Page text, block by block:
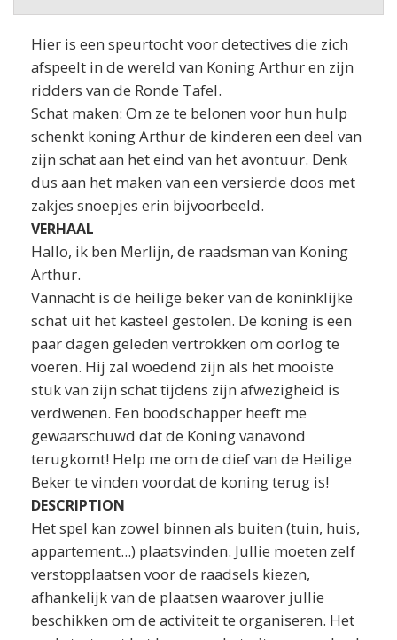
Hier is een speurtocht voor detectives die zich
afspeelt in de wereld van Koning Arthur en zijn
ridders van de Ronde Tafel.
Schat maken: Om ze te belonen voor hun hulp
schenkt koning Arthur de kinderen een deel van
zijn schat aan het eind van het avontuur. Denk
dus aan het maken van een versierde doos met
zakjes snoepjes erin bijvoorbeeld.
VERHAAL
Hallo, ik ben Merlijn, de raadsman van Koning
Arthur.
Vannacht is de heilige beker van de koninklijke
schat uit het kasteel gestolen. De koning is een
paar dagen geleden vertrokken om oorlog te
voeren. Hij zal woedend zijn als het mooiste
stuk van zijn schat tijdens zijn afwezigheid is
verdwenen. Een boodschapper heeft me
gewaarschuwd dat de Koning vanavond
terugkomt! Help me om de dief van de Heilige
Beker te vinden voordat de koning terug is!
DESCRIPTION
Het spel kan zowel binnen als buiten (tuin, huis,
appartement...) plaatsvinden. Jullie moeten zelf
verstopplaatsen voor de raadsels kiezen,
afhankelijk van de plaatsen waarover jullie
beschikken om de activiteit te organiseren. Het